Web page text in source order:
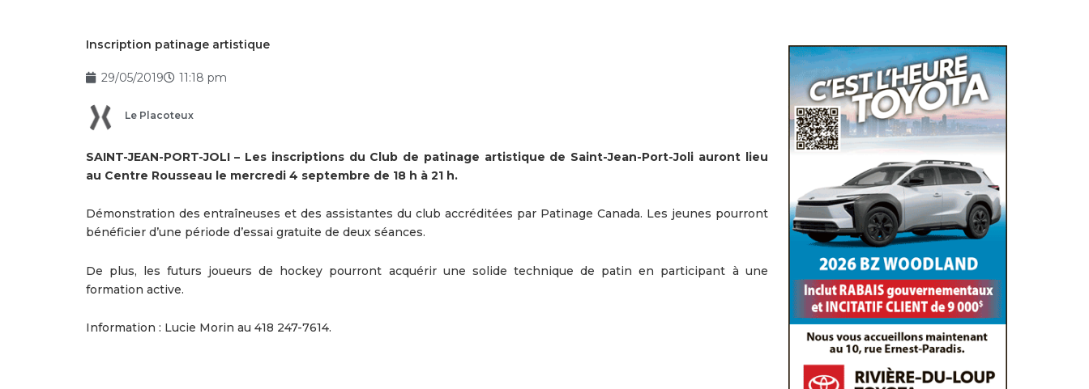
Inscription patinage artistique
29/05/2019 11:18 pm
Le Placoteux
SAINT-JEAN-PORT-JOLI – Les inscriptions du Club de patinage artistique de Saint-Jean-Port-Joli auront lieu
au Centre Rousseau le mercredi 4 septembre de 18 h à 21 h.
Démonstration des entraîneuses et des assistantes du club accréditées par Patinage Canada. Les jeunes pourront
bénéficier d’une période d’essai gratuite de deux séances.
De plus, les futurs joueurs de hockey pourront acquérir une solide technique de patin en participant à une
formation active.
Information : Lucie Morin au 418 247-7614.